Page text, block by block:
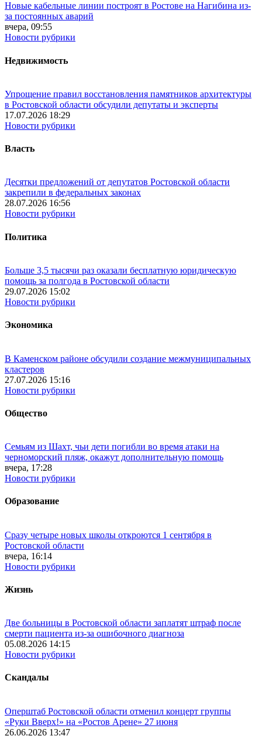
Новые кабельные линии построят в Ростове на Нагибина из-
за постоянных аварий
вчера, 09:55
Новости рубрики
Недвижимость
Упрощение правил восстановления памятников архитектуры
в Ростовской области обсудили депутаты и эксперты
17.07.2026 18:29
Новости рубрики
Власть
Десятки предложений от депутатов Ростовской области
закрепили в федеральных законах
28.07.2026 16:56
Новости рубрики
Политика
Больше 3,5 тысячи раз оказали бесплатную юридическую
помощь за полгода в Ростовской области
29.07.2026 15:02
Новости рубрики
Экономика
В Каменском районе обсудили создание межмуниципальных
кластеров
27.07.2026 15:16
Новости рубрики
Общество
Семьям из Шахт, чьи дети погибли во время атаки на
черноморский пляж, окажут дополнительную помощь
вчера, 17:28
Новости рубрики
Образование
Сразу четыре новых школы откроются 1 сентября в
Ростовской области
вчера, 16:14
Новости рубрики
Жизнь
Две больницы в Ростовской области заплатят штраф после
смерти пациента из-за ошибочного диагноза
05.08.2026 14:15
Новости рубрики
Скандалы
Оперштаб Ростовской области отменил концерт группы
«Руки Вверх!» на «Ростов Арене» 27 июня
26.06.2026 13:47